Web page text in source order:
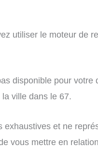
utiliser le moteur de
disponible pour
ville dans le 67.
et ne
vous mettre en